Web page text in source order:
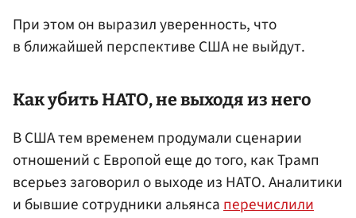
При этом он выразил уверенность, что
в ближайшей перспективе США не выйдут.
Как убить НАТО, не выходя из него
В США тем временем продумали сценарии
отношений с Европой еще до того, как Трамп
всерьез заговорил о выходе из НАТО. Аналитики
и бывшие сотрудники альянсаперечислили